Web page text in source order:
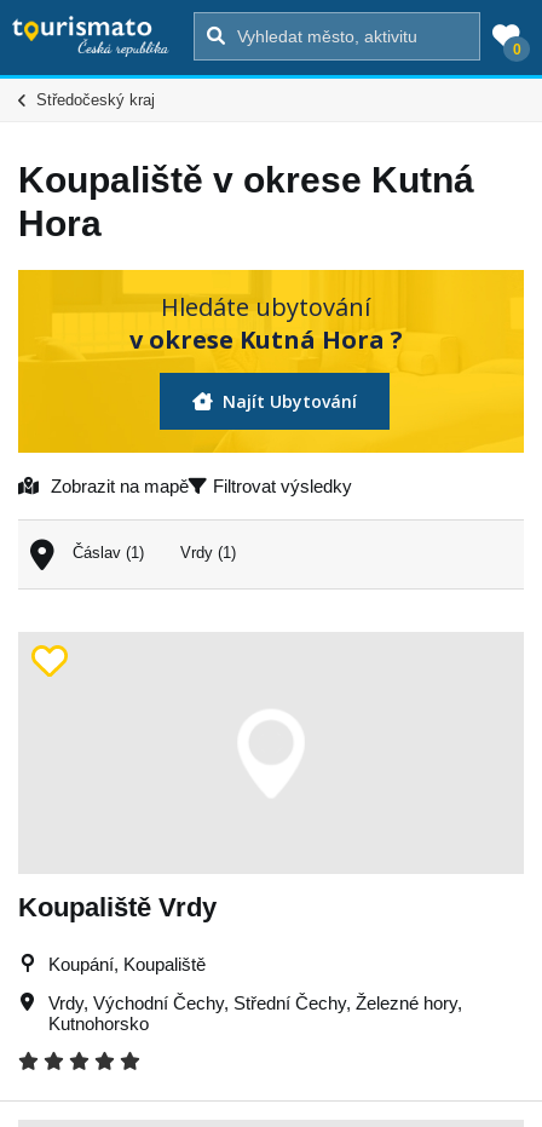
0
Středočeský kraj
Koupaliště v okrese Kutná
Hora
Hledáte ubytování
v okrese Kutná Hora ?
Najít Ubytování
Zobrazit na mapě Filtrovat výsledky
Čáslav (1) Vrdy (1)
Koupaliště Vrdy
Koupání, Koupaliště
Vrdy, Východní Čechy, Střední Čechy, Železné hory,
Kutnohorsko